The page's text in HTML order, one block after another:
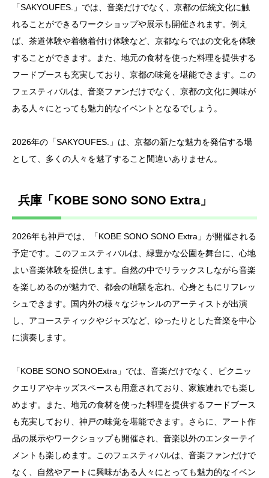
「SAKYOUFES.」では、音楽だけでなく、京都の伝統文化に触
れることができるワークショップや展示も開催されます。例え
ば、茶道体験や着物着付け体験など、京都ならではの文化を体験
することができます。また、地元の食材を使った料理を提供する
フードブースも充実しており、京都の味覚を堪能できます。この
フェスティバルは、音楽ファンだけでなく、京都の文化に興味が
ある人々にとっても魅力的なイベントとなるでしょう。
2026年の「SAKYOUFES.」は、京都の新たな魅力を発信する場
として、多くの人々を魅了すること間違いありません。
兵庫「KOBE SONO SONO Extra」
2026年も神戸では、「KOBE SONO SONO Extra」が開催される
予定です。このフェスティバルは、緑豊かな公園を舞台に、心地
よい音楽体験を提供します。自然の中でリラックスしながら音楽
を楽しめるのが魅力で、都会の喧騒を忘れ、心身ともにリフレッ
シュできます。国内外の様々なジャンルのアーティストが出演
し、アコースティックやジャズなど、ゆったりとした音楽を中心
に演奏します。
「KOBE SONO SONOExtra」では、音楽だけでなく、ピクニッ
クエリアやキッズスペースも用意されており、家族連れでも楽し
めます。また、地元の食材を使った料理を提供するフードブース
も充実しており、神戸の味覚を堪能できます。さらに、アート作
品の展示やワークショップも開催され、音楽以外のエンターテイ
メントも楽しめます。このフェスティバルは、音楽ファンだけで
なく、自然やアートに興味がある人々にとっても魅力的なイベン